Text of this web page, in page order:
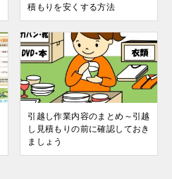
積もりを安くする方法
引越し作業内容のまとめ～引越
し見積もりの前に確認しておき
ましょう